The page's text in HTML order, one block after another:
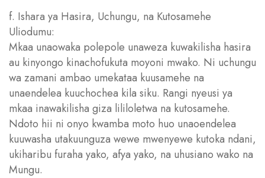
f. Ishara ya Hasira, Uchungu, na Kutosamehe
Uliodumu:
Mkaa unaowaka polepole unaweza kuwakilisha hasira
au kinyongo kinachofukuta moyoni mwako. Ni uchungu
wa zamani ambao umekataa kuusamehe na
unaendelea kuuchochea kila siku. Rangi nyeusi ya
mkaa inawakilisha giza lililoletwa na kutosamehe.
Ndoto hii ni onyo kwamba moto huo unaoendelea
kuuwasha utakuunguza wewe mwenyewe kutoka ndani,
ukiharibu furaha yako, afya yako, na uhusiano wako na
Mungu.